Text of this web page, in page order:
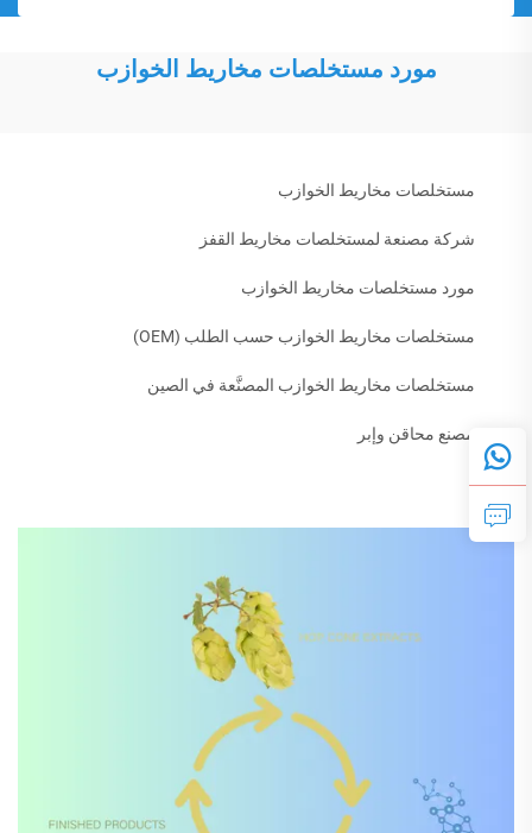
مورد مستخلصات مخاريط الخوازب
مستخلصات مخاريط الخوازب
شركة مصنعة لمستخلصات مخاريط القفز
مورد مستخلصات مخاريط الخوازب
مستخلصات مخاريط الخوازب حسب الطلب (OEM)
مستخلصات مخاريط الخوازب المصنَّعة في الصين
مصنع محاقن وإبر